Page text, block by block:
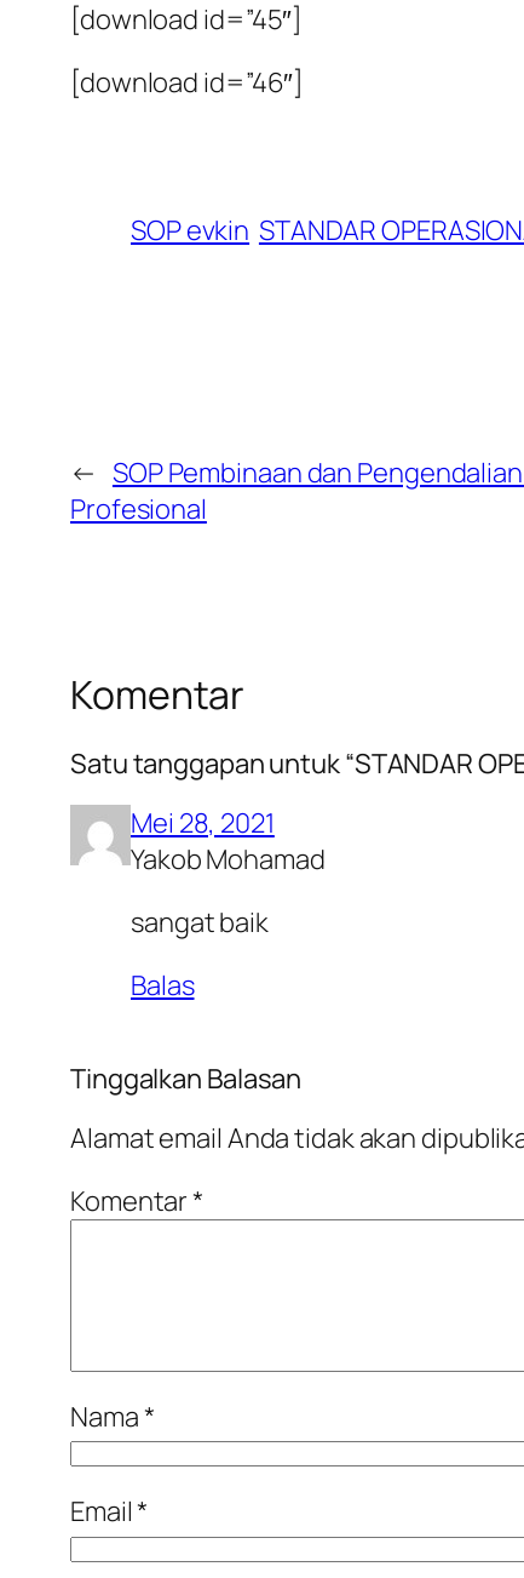
[download id=”45″]
[download id=”46″]
SOP evkin STANDAR
← SOP Pembinaan dan
Profesional
Komentar
Satu tanggapan untuk “STANDAR
Mei 28, 2021
Yakob Mohamad
sangat baik
Balas
Tinggalkan Balasan
Alamat email Anda tidak akan
Komentar*
Nama*
Email*